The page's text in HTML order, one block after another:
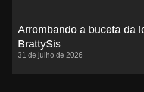
Arrombando a buceta da
BrattySis
31 de julho de 2026